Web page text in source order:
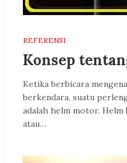
REFERENSI
Konsep
Ketika berbicara
berkendara, suatu
adalah helm motor. Helm
atau…